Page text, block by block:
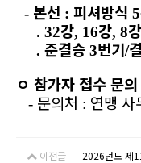
- 본선 : 피셔방식 5
. 32강, 16강, 8강
. 준결승 3번기/
ㅇ 참가자 접수 문의
- 문의처 : 연맹 사
이전글 2026년도 제